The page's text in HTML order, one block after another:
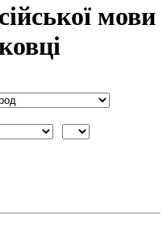
мови